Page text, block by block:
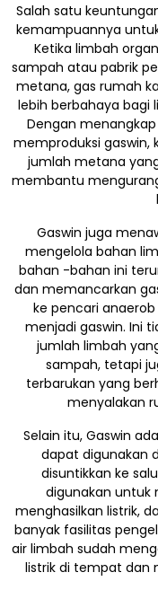
Salah satu
kemampuannya
Ketika limbah
sampah atau pabrik
metana, gas rumah
lebih berbahaya bagi
Dengan
memproduksi
jumlah metana
membantu
Gaswin juga
mengelola bahan
bahan -bahan ini
dan memancarkan
ke pencari
menjadi gaswin. Ini
jumlah limbah
sampah, tetapi
terbarukan yang
menyalakan
Selain itu, Gaswin
dapat digunakan
disuntikkan ke
digunakan untuk
menghasilkan listrik,
banyak fasilitas
air limbah sudah
listrik di tempat dan